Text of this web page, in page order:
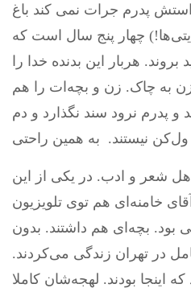
پدرم جرات نمی کند باغ
چهار پنج سال است که
بروند. هربار این بدنده خدا را
به چاک. زن و بچه‌ات را هم
و پدرم نرود سند نگذارد و دم
شعر و ادب. در یکی از این
خامنه‌ای هم توی تلویزیون
بچه‌ای هم داشتند. بدون
در تهران زندگی می‌کردند.
اینجا بودند. لهجه‌شان کاملا